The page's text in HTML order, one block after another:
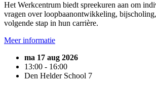
Het Werkcentrum biedt spreekuren aan om
vragen over loopbaanontwikkeling,
volgende stap in hun carrière.
Meer informatie
ma 17 aug 2026
13:00 - 16:00
Den Helder School 7